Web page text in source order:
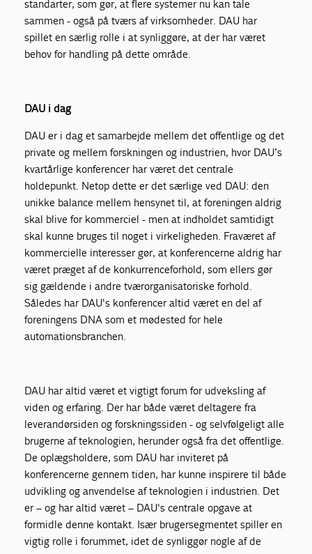
standarter, som gør, at flere systemer nu kan tale
sammen - også på tværs af virksomheder. DAU har
spillet en særlig rolle i at synliggøre, at der har været
behov for handling på dette område.
DAU i dag
DAU er i dag et samarbejde mellem det offentlige og det
private og mellem forskningen og industrien, hvor DAU’s
kvartårlige konferencer har været det centrale
holdepunkt. Netop dette er det særlige ved DAU: den
unikke balance mellem hensynet til, at foreningen aldrig
skal blive for kommerciel - men at indholdet samtidigt
skal kunne bruges til noget i virkeligheden. Fraværet af
kommercielle interesser gør, at konferencerne aldrig har
været præget af de konkurrenceforhold, som ellers gør
sig gældende i andre tværorganisatoriske forhold.
Således har DAU's konferencer altid været en del af
foreningens DNA som et mødested for hele
automationsbranchen.
DAU har altid været et vigtigt forum for udveksling af
viden og erfaring. Der har både været deltagere fra
leverandørsiden og forskningssiden - og selvfølgeligt alle
brugerne af teknologien, herunder også fra det offentlige.
De oplægsholdere, som DAU har inviteret på
konferencerne gennem tiden, har kunne inspirere til både
udvikling og anvendelse af teknologien i industrien. Det
er – og har altid været – DAU's centrale opgave at
formidle denne kontakt. Især brugersegmentet spiller en
vigtig rolle i forummet, idet de synliggør nogle af de